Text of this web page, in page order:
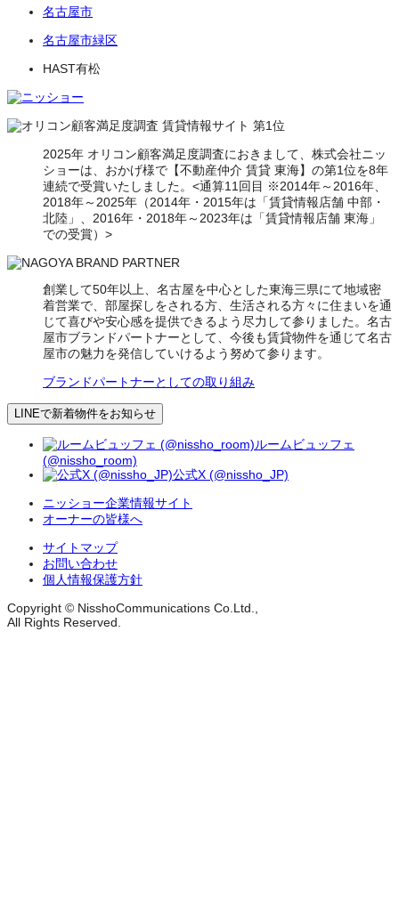
名古屋市
名古屋市緑区
HAST有松
2025年 オリコン顧客満足度調査におきまして、株式会社ニッ
ショーは、おかげ様で【不動産仲介 賃貸 東海】の第1位を8年
連続で受賞いたしました。<通算11回目 ※2014年～2016年、
2018年～2025年（2014年・2015年は「賃貸情報店舗 中部・
北陸」、2016年・2018年～2023年は「賃貸情報店舗 東海」
での受賞）>
創業して50年以上、名古屋を中心とした東海三県にて地域密
着営業で、部屋探しをされる方、生活される方々に住まいを通
じて喜びや安心感を提供できるよう尽力して参りました。名古
屋市ブランドパートナーとして、今後も賃貸物件を通じて名古
屋市の魅力を発信していけるよう努めて参ります。
ブランドパートナーとしての取り組み
LINEで新着物件をお知らせ
ルームビュッフェ
(@nissho_room)
公式X (@nissho_JP)
ニッショー企業情報サイト
オーナーの皆様へ
サイトマップ
お問い合わせ
個人情報保護方針
Copyright © NisshoCommunications Co.Ltd.,
All Rights Reserved.